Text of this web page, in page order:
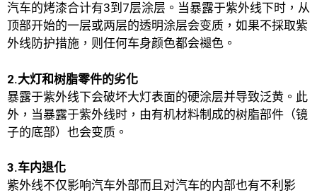
汽车的烤漆合计有3到7层涂层。当暴露于紫外线下时，从
顶部开始的一层或两层的透明涂层会变质，如果不採取紫
外线防护措施，则任何车身颜色都会褪色。
2.大灯和树脂零件的劣化
暴露于紫外线下会破坏大灯表面的硬涂层并导致泛黄。此
外，当暴露于紫外线时，由有机材料制成的树脂部件（镜
子的底部）也会变质。
3.车内退化
紫外线不仅影响汽车外部而且对汽车的内部也有不利影